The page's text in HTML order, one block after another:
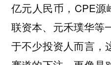
亿元人民币，CPE
联资本、元禾璞华等
于不少投资人而言，